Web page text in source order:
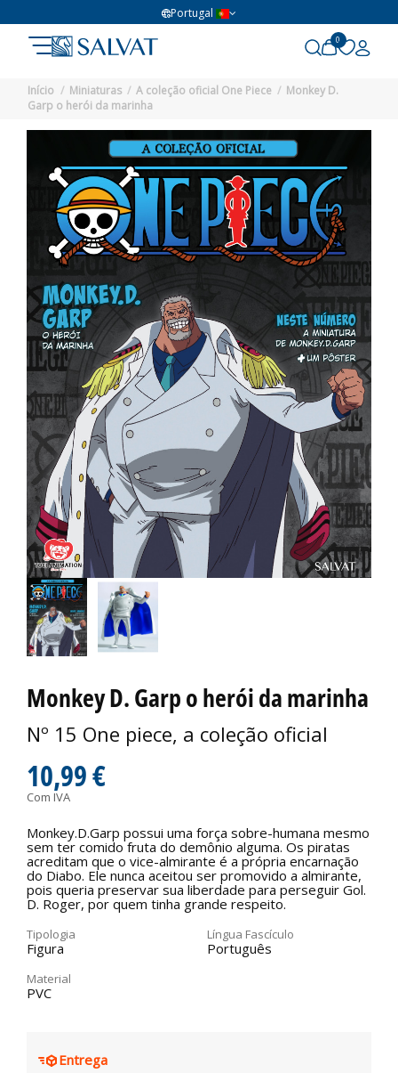
Portugal
0
Início Miniaturas A coleção oficial One Piece
Monkey D.
Garp o herói da marinha
Monkey D. Garp o herói da marinha
Nº 15 One piece, a coleção oficial
10,99 €
Com IVA
Monkey.D.Garp possui uma força sobre-humana mesmo
sem ter comido fruta do demônio alguma. Os piratas
acreditam que o vice-almirante é a própria encarnação
do Diabo. Ele nunca aceitou ser promovido a almirante,
pois queria preservar sua liberdade para perseguir Gol.
D. Roger, por quem tinha grande respeito.
Tipologia
Figura
Língua Fascículo
Português
Material
PVC
Entrega